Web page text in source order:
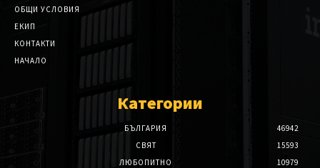
ОБЩИ УСЛОВИЯ
ЕКИП
КОНТАКТИ
НАЧАЛО
Категории
БЪЛГАРИЯ
46942
СВЯТ
15593
ЛЮБОПИТНО
10979